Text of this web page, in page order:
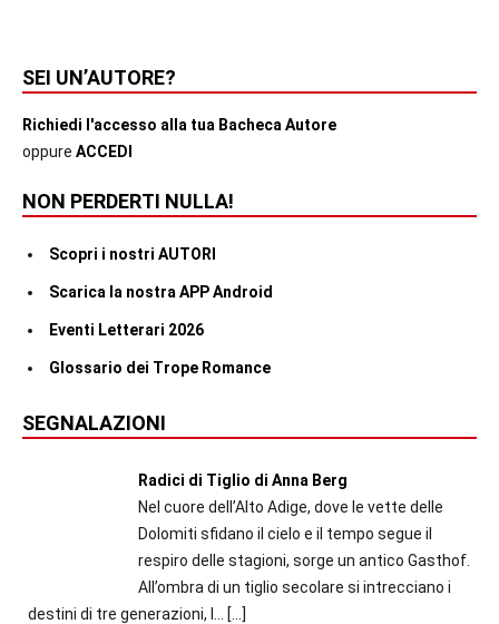
SEI UN’AUTORE?
Richiedi l'accesso alla tua Bacheca Autore
oppure ACCEDI
NON PERDERTI NULLA!
Scopri i nostri AUTORI
Scarica la nostra APP Android
Eventi Letterari 2026
Glossario dei Trope Romance
SEGNALAZIONI
Radici di Tiglio di Anna Berg
Nel cuore dell’Alto Adige, dove le vette delle
Dolomiti sfidano il cielo e il tempo segue il
respiro delle stagioni, sorge un antico Gasthof.
All’ombra di un tiglio secolare si intrecciano i
destini di tre generazioni, l...
[…]